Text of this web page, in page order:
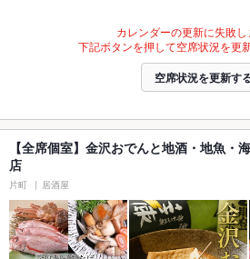
カレンダーの更新に失敗し
下記ボタンを押して空席状況を更
空席状況を更新す
【全席個室】金沢おでんと地酒・地魚
店
片町 居酒屋